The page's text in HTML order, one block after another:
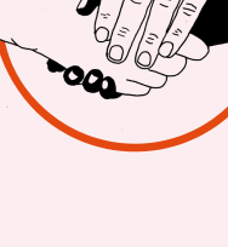
sich
In den
denen